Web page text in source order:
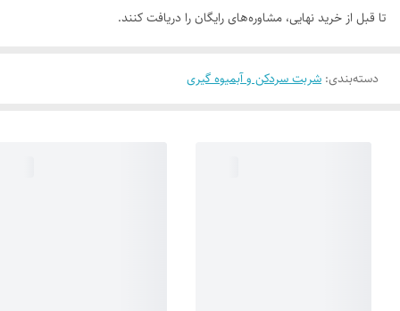
تا قبل از خرید نهایی، مشاوره‌های رایگان را دریافت کنند.
دسته‌بندی: شربت سردکن و آبمیوه گیری